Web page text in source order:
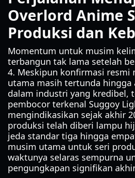
Overlord Anime
Produksi dan
Momentum untuk musim
terbangun tak lama setelah
4. Meskipun konfirmasi resmi
utama masih tertunda hingga
dalam industri yang kredibel,
pembocor terkenal Suggoy
mengindikasikan sejak akhir
produksi telah diberi lampu
jeda standar tiga hingga
musim utama untuk seri
waktunya selaras sempurna
pengungkapan signifikan